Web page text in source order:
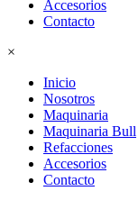
Accesorios
Contacto
×
Inicio
Nosotros
Maquinaria
Maquinaria Bull
Refacciones
Accesorios
Contacto